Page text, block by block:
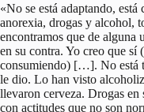
«No se está adaptando,
anorexia, drogas y alcohol,
encontramos que de alguna
en su contra. Yo creo que sí
consumiendo) […]. No está
le dio. Lo han visto
llevaron cerveza. Drogas
con actitudes que no son